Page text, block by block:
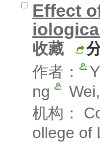
Effect
收藏
作者：
ng
机构：
ollege of